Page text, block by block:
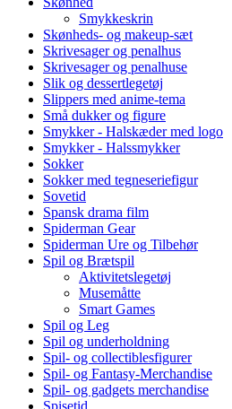
Smykkeskrin
Skønheds- og makeup-sæt
Skrivesager og penalhus
Skrivesager og penalhuse
Slik og dessertlegetøj
Slippers med anime-tema
Små dukker og figure
Smykker - Halskæder med logo
Smykker - Halssmykker
Sokker
Sokker med tegneseriefigur
Sovetid
Spansk drama film
Spiderman Gear
Spiderman Ure og Tilbehør
Spil og Brætspil
Aktivitetslegetøj
Musemåtte
Smart Games
Spil og Leg
Spil og underholdning
Spil- og collectiblesfigurer
Spil- og Fantasy-Merchandise
Spil- og gadgets merchandise
Spisetid